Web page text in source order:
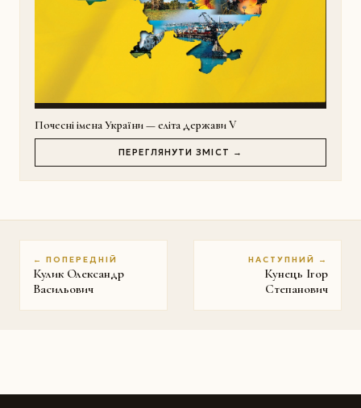
Почесні імена України — еліта держави V
ПЕРЕГЛЯНУТИ ЗМІСТ →
← ПОПЕРЕДНІЙ
Кулик Олександр
Васильович
НАСТУПНИЙ →
Кунець Ігор
Степанович